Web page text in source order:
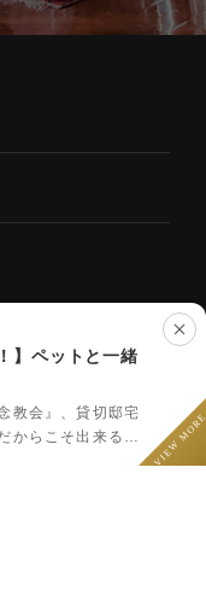
Co., Ltd. All
LINEで相談
】ペットと一緒
教会』、貸切邸宅
からこそ出来るペ
VIEW